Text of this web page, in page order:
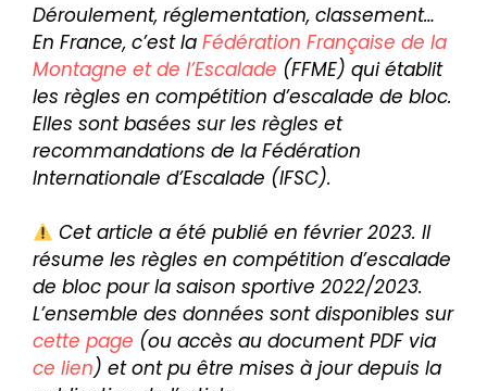
Déroulement, réglementation, classement…
En France, c’est la Fédération Française de la
Montagne et de l’Escalade (FFME) qui établit
les règles en compétition d’escalade de bloc.
Elles sont basées sur les règles et
recommandations de la Fédération
Internationale d’Escalade (IFSC).
Cet article a été publié en février 2023. Il
résume les règles en compétition d’escalade
de bloc pour la saison sportive 2022/2023.
L’ensemble des données sont disponibles sur
cette page (ou accès au document PDF via
ce lien) et ont pu être mises à jour depuis la